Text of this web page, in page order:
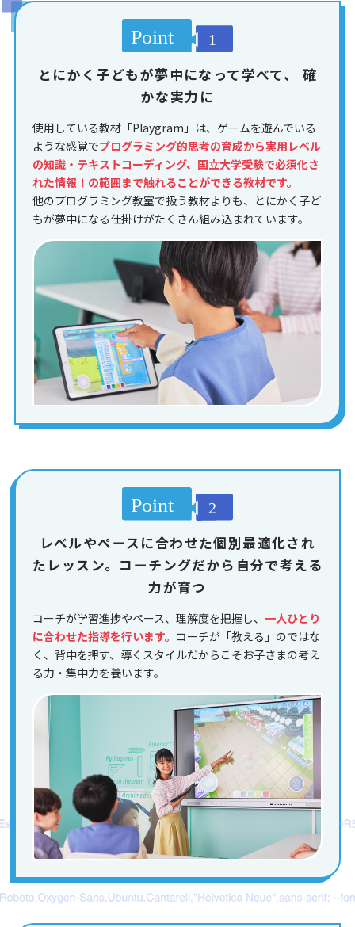
とにかく子どもが夢中になって学べて、
確
かな実力に
使用している教材「Playgram」は、ゲームを遊んでいる
ような感覚でプログラミング的思考の育成から実用レベル
の知識・テキストコーディング、国立大学受験で必須化さ
れた情報Ⅰの範囲まで触れることができる教材です。
他のプログラミング教室で扱う教材よりも、とにかく子ど
もが夢中になる仕掛けがたくさん組み込まれています。
レベルやペースに合わせた個別最適化され
たレッスン。コーチングだから自分で考える
力が育つ
コーチが学習進捗やペース、理解度を把握し、 一人ひとり
に合わせた指導を行います。 コーチが「教える」のではな
く、背中を押す、導くスタイルだからこそお子さまの考え
る力・集中力を養います。